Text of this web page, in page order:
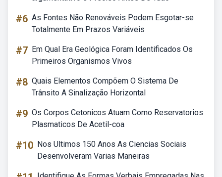
#6 As Fontes Não Renováveis Podem Esgotar-se
Totalmente Em Prazos Variáveis
#7 Em Qual Era Geológica Foram Identificados Os
Primeiros Organismos Vivos
#8 Quais Elementos Compõem O Sistema De
Trânsito A Sinalização Horizontal
#9 Os Corpos Cetonicos Atuam Como Reservatorios
Plasmaticos De Acetil-coa
#10 Nos Ultimos 150 Anos As Ciencias Sociais
Desenvolveram Varias Maneiras